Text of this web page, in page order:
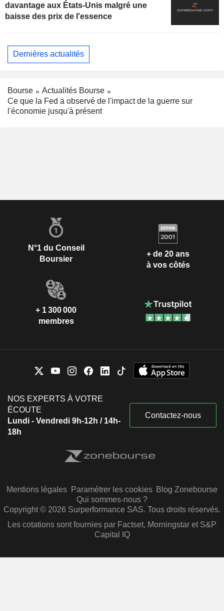
davantage aux États-Unis malgré une
baisse des prix de l'essence
Dernières actualités
Bourse
Actualités Bourse
Ce que la Fed a observé de l'impact de la guerre sur
l'économie jusqu'à présent
N°1 du Conseil
Boursier
+ de 20 ans
à vos côtés
+ 1 300 000
membres
NOS EXPERTS À VOTRE
ÉCOUTE
Lundi - Vendredi 9h-12h / 14h-
18h
Contactez-nous
Mentions légales Paramétrer les cookies Blog Zonebourse
Qui sommes-nous ?
Copyright © 2026 Surperformance SAS. Tous droits réservés.
Les cotations sont fournies par Factset, Morningstar et S&P
Capital IQ